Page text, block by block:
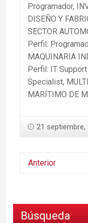
Programador,
DISEÑO Y
SECTOR
Perfil:
MAQUINARIA
Perfil: IT
Specialist,
MARÍTIMO DE
21 septiembre,
Anterior
Búsqueda